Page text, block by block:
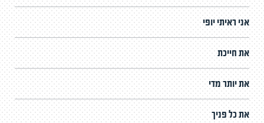
אני ראיתי יופי
את חייכת
את יותר מדי
את כל פניך